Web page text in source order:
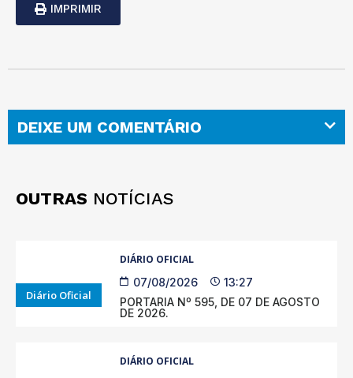
IMPRIMIR
DEIXE UM COMENTÁRIO
OUTRAS NOTÍCIAS
Diário Oficial
DIÁRIO OFICIAL
07/08/2026
13:27
PORTARIA Nº 595, DE 07 DE AGOSTO
DE 2026.
DIÁRIO OFICIAL